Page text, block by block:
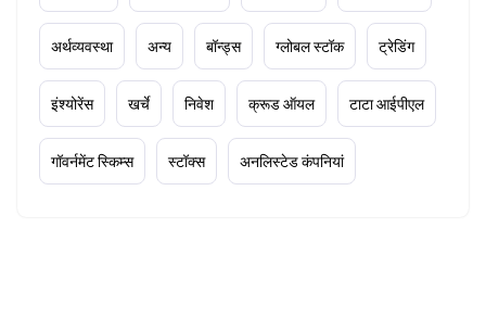
अर्थव्यवस्था अन्य बॉन्ड्स ग्लोबल स्टॉक ट्रेडिंग
इंश्योरेंस खर्चे निवेश क्रूड ऑयल टाटा आईपीएल
गॉवर्नमेंट स्किम्स स्टॉक्स अनलिस्टेड कंपनियां